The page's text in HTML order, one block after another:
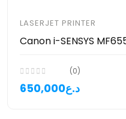
LASERJET PRINTER
(0)
650,000د.ع